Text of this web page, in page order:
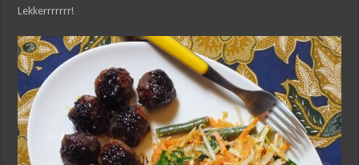
Lekkerrrrrrr!